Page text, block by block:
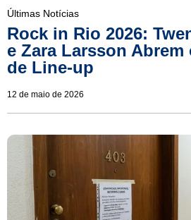
Últimas Notícias
Rock in Rio 2026:
e Zara Larsson
de Line-up
12 de maio de 2026